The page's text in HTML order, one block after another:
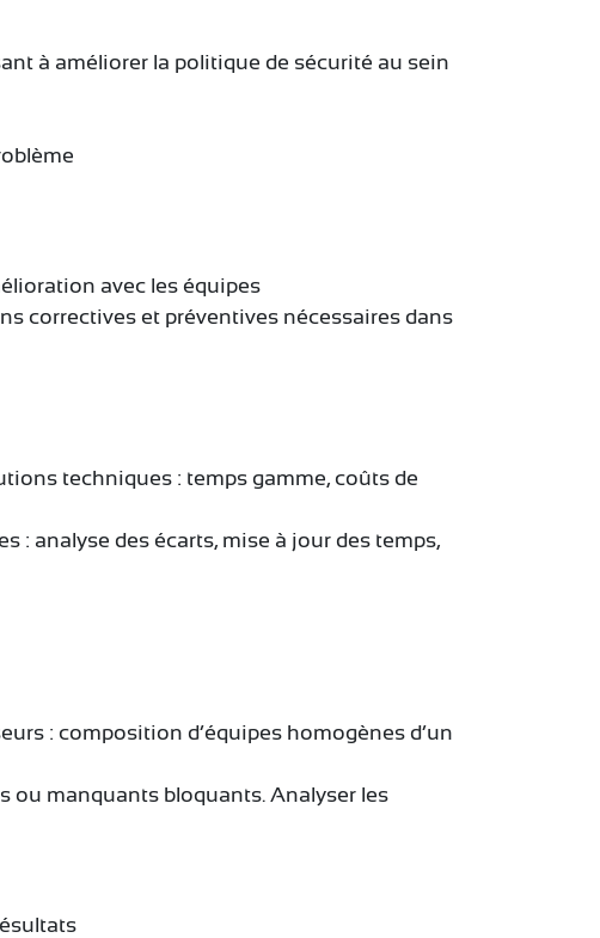
à améliorer la politique de sécurité au sein
avec les équipes
correctives et préventives nécessaires dans
techniques : temps gamme, coûts de
: analyse des écarts, mise à jour des temps,
: composition d’équipes homogènes d’un
ou manquants bloquants. Analyser les